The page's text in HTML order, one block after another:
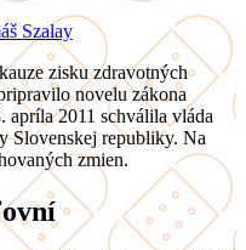
Szalay
zisku zdravotných
novelu zákona
2011 schválila vláda
Slovenskej republiky. Na
zmien.